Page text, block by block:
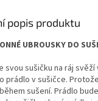
popis produktu
UBROUSKY DO
svou sušičku na ráj
prádlo v sušičce.
sušení. Prádlo